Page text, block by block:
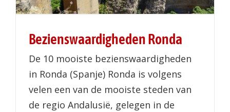
Bezienswaardigheden Ronda
De 10 mooiste bezienswaardigheden
in Ronda (Spanje) Ronda is volgens
velen een van de mooiste steden van
de regio Andalusië, gelegen in de